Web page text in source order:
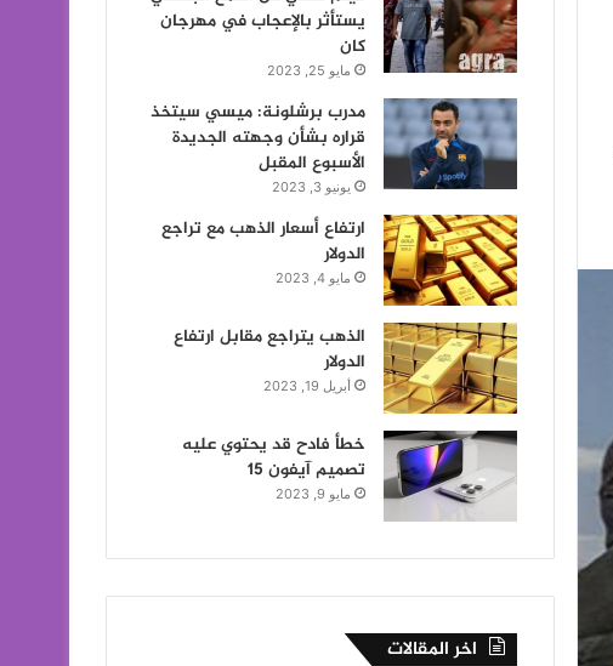
يستأثر بالإعجاب في مهرجان
كان
مايو 25, 2023
مدرب برشلونة: ميسي سيتخذ
قراره بشأن وجهته الجديدة
الأسبوع المقبل
يونيو 3, 2023
ارتفاع أسعار الذهب مع تراجع
الدولار
مايو 4, 2023
الذهب يتراجع مقابل ارتفاع
الدولار
أبريل 19, 2023
خطأ فادح قد يحتوي عليه
تصميم آيفون 15
مايو 9, 2023
اخر المقالات